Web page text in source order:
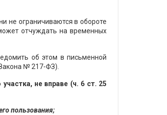
не ограничиваются в обороте
отчуждать на временных
об этом в письменной
№ 217-ФЗ).
не вправе (ч. 6 ст. 25
пользования;